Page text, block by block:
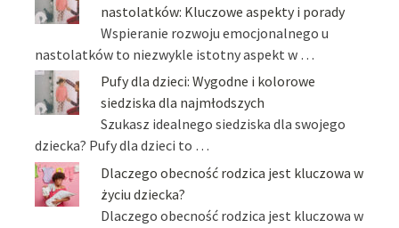
nastolatków: Kluczowe aspekty i porady
Wspieranie rozwoju emocjonalnego u
nastolatków to niezwykle istotny aspekt w …
Pufy dla dzieci: Wygodne i kolorowe
siedziska dla najmłodszych
Szukasz idealnego siedziska dla swojego
dziecka? Pufy dla dzieci to …
Dlaczego obecność rodzica jest kluczowa w
życiu dziecka?
Dlaczego obecność rodzica jest kluczowa w